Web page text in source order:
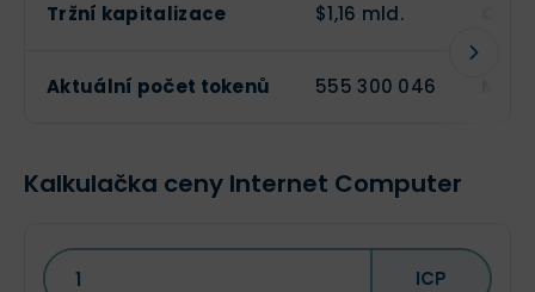
Tržní kapitalizace $1,16 mld.
Aktuální počet tokenů 555 300 046
Kalkulačka ceny Internet Computer
ICP